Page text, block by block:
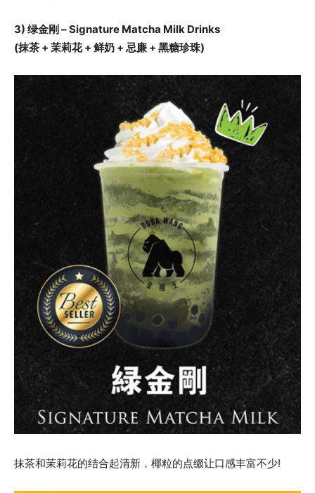
3) 绿金刚 – Signature Matcha Milk Drinks
(抹茶 + 茉莉花 + 鲜奶 + 忌廉 + 黑糖珍珠)
抹茶和茉莉花的结合起清新，椰粒的点缀让口感丰富不少!